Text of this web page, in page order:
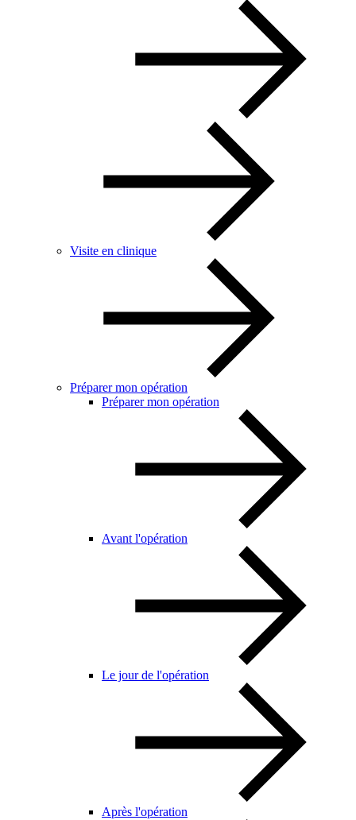
Visite en clinique
Préparer mon opération
Préparer mon opération
Avant l'opération
Le jour de l'opération
Après l'opération